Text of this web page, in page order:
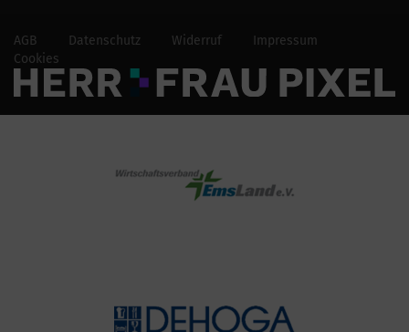
AGB Datenschutz Widerruf
Impressum
Cookies